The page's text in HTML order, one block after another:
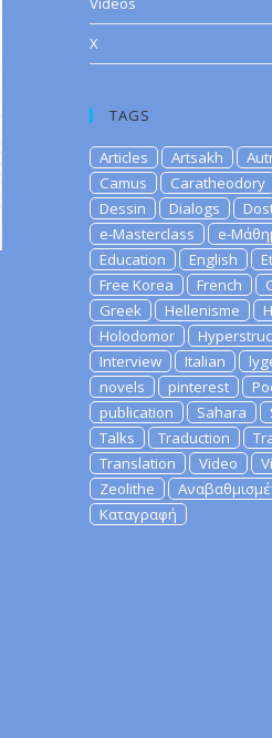
X
TAGS
Articles Artsakh
Camus
Caratheodory
Dessin
Dialogs
e-Masterclass
e-
Education
English
Free Korea
French
Greek
Hellenisme
Holodomor
Interview
Italian
novels
pinterest
publication
Sahara
Talks
Traduction
Translation
Video
Zeolithe
Καταγραφή